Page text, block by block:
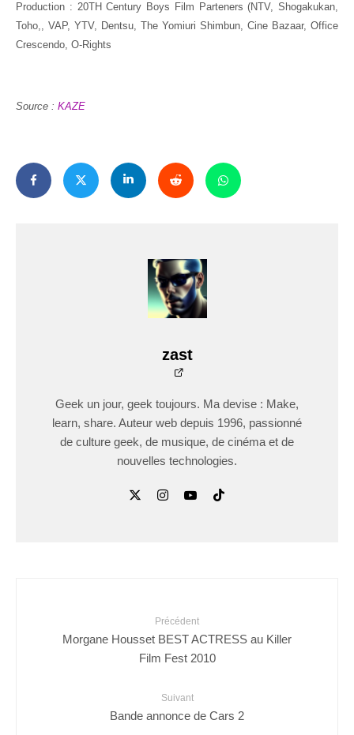
Production : 20TH Century Boys Film Parteners (NTV, Shogakukan,
Toho,, VAP, YTV, Dentsu, The Yomiuri Shimbun, Cine Bazaar, Office
Crescendo, O-Rights
Source : KAZE
zast
Geek un jour, geek toujours. Ma devise : Make,
learn, share. Auteur web depuis 1996, passionné
de culture geek, de musique, de cinéma et de
nouvelles technologies.
Précédent
Morgane Housset BEST ACTRESS au Killer
Film Fest 2010
Suivant
Bande annonce de Cars 2